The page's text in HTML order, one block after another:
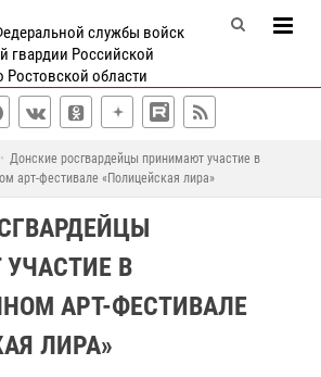
службы войск
гвардии Российской
области
Донские росгвардейцы принимают участие в
арт-фестивале «Полицейская лира»
В
АРТ-ФЕСТИВАЛЕ
ЛИРА»